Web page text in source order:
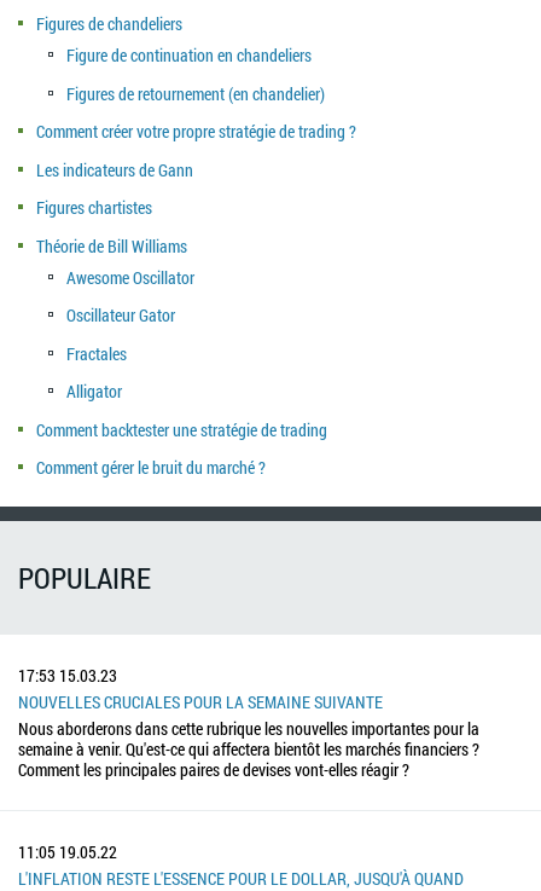
Figures de chandeliers
Figure de continuation en chandeliers
Figures de retournement (en chandelier)
Comment créer votre propre stratégie de trading ?
Les indicateurs de Gann
Figures chartistes
Théorie de Bill Williams
Awesome Oscillator
Oscillateur Gator
Fractales
Alligator
Comment backtester une stratégie de trading
Comment gérer le bruit du marché ?
POPULAIRE
17:53 15.03.23
NOUVELLES CRUCIALES POUR LA SEMAINE SUIVANTE
Nous aborderons dans cette rubrique les nouvelles importantes pour la
semaine à venir. Qu'est-ce qui affectera bientôt les marchés financiers ?
Comment les principales paires de devises vont-elles réagir ?
11:05 19.05.22
L'INFLATION RESTE L'ESSENCE POUR LE DOLLAR, JUSQU'À QUAND